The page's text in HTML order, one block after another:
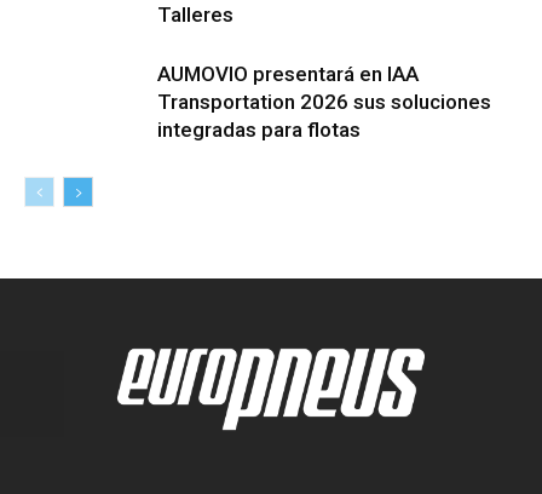
Talleres
AUMOVIO presentará en IAA
Transportation 2026 sus soluciones
integradas para flotas